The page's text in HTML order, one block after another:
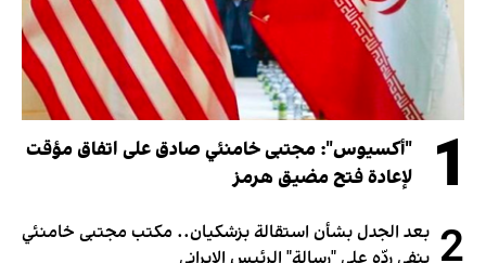
1
"أكسيوس": مجتبى خامنئي صادق على اتفاق مؤقت
لإعادة فتح مضيق هرمز
2 بعد الجدل بشأن استقالة بزشكيان.. مكتب مجتبى خامنئي